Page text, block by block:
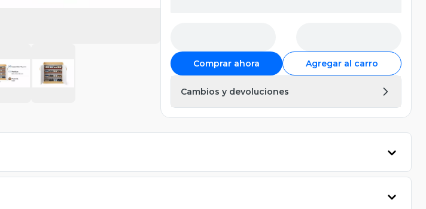
Comprar ahora Agregar al carro
Cambios y devoluciones